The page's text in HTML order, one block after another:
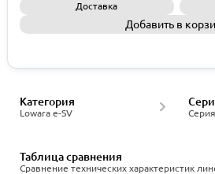
Доставка
Добавить в
Lowara e-SV
Категория
Серия
Сравнение технических характеристик
Таблица сравнения